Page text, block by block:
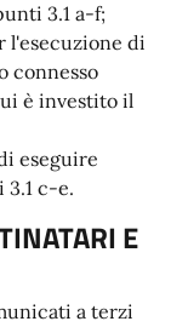
3.1 a-f;
l'esecuzione di
connesso
è investito il
eseguire
c-e.
E
a terzi